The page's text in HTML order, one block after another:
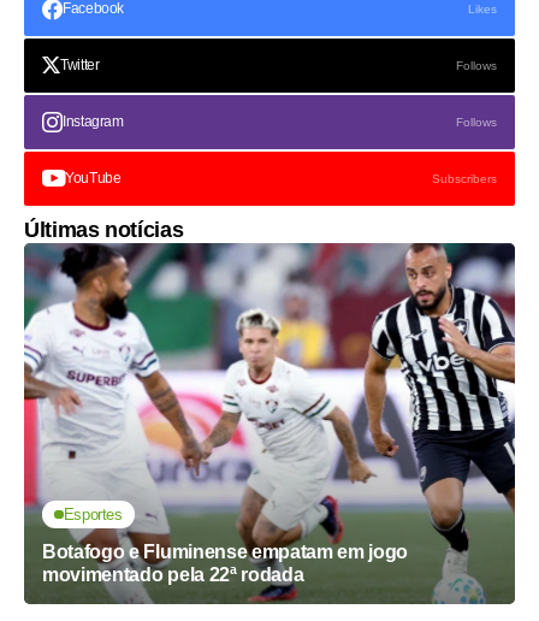
Facebook Likes
Twitter Follows
Instagram Follows
YouTube Subscribers
Últimas notícias
Esportes
Botafogo e Fluminense empatam em jogo
movimentado pela 22ª rodada